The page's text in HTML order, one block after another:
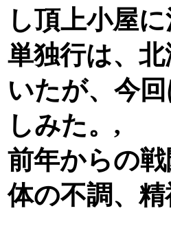
し頂上小屋に
単独行は、
いたが、今
しみた。,
前年からの
体の不調、